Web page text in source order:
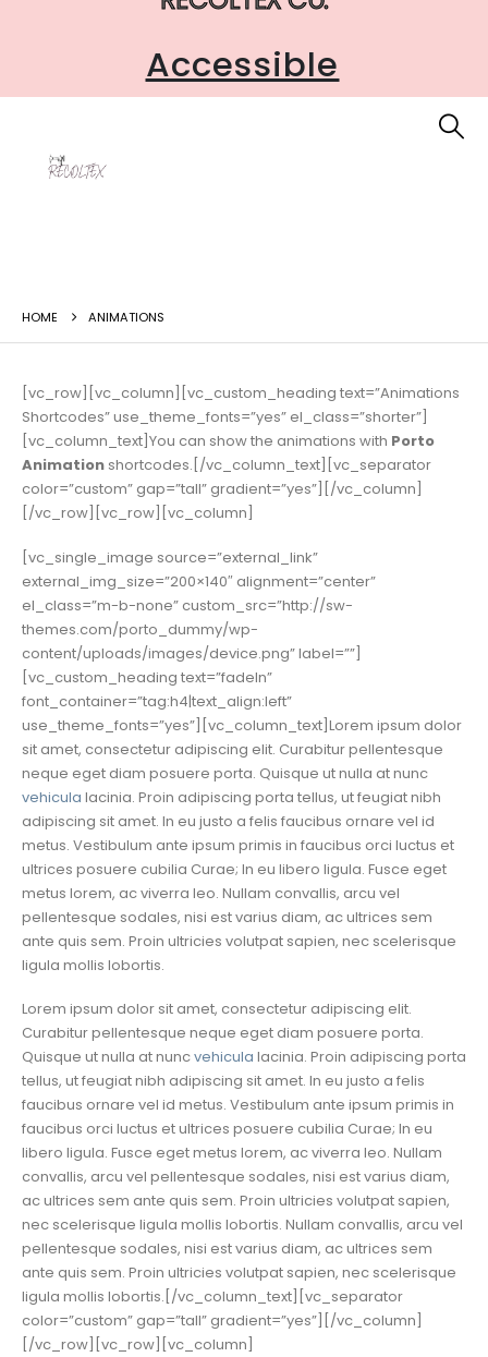
Accessible
Safe
HOME ANIMATIONS
[vc_row][vc_column][vc_custom_heading text=”Animations
Shortcodes” use_theme_fonts=”yes” el_class=”shorter”]
[vc_column_text]You can show the animations with Porto
Animation shortcodes.[/vc_column_text][vc_separator
color=”custom” gap=”tall” gradient=”yes”][/vc_column]
[/vc_row][vc_row][vc_column]
[vc_single_image source=”external_link”
external_img_size=”200×140″ alignment=”center”
el_class=”m-b-none” custom_src=”http://sw-
themes.com/porto_dummy/wp-
content/uploads/images/device.png” label=””]
[vc_custom_heading text=”fadeIn”
font_container=”tag:h4|text_align:left”
use_theme_fonts=”yes”][vc_column_text]Lorem ipsum dolor
sit amet, consectetur adipiscing elit. Curabitur pellentesque
neque eget diam posuere porta. Quisque ut nulla at nunc
vehicula lacinia. Proin adipiscing porta tellus, ut feugiat nibh
adipiscing sit amet. In eu justo a felis faucibus ornare vel id
metus. Vestibulum ante ipsum primis in faucibus orci luctus et
ultrices posuere cubilia Curae; In eu libero ligula. Fusce eget
metus lorem, ac viverra leo. Nullam convallis, arcu vel
pellentesque sodales, nisi est varius diam, ac ultrices sem
ante quis sem. Proin ultricies volutpat sapien, nec scelerisque
ligula mollis lobortis.
Lorem ipsum dolor sit amet, consectetur adipiscing elit.
Curabitur pellentesque neque eget diam posuere porta.
Quisque ut nulla at nuncvehicula lacinia. Proin adipiscing porta
tellus, ut feugiat nibh adipiscing sit amet. In eu justo a felis
faucibus ornare vel id metus. Vestibulum ante ipsum primis in
faucibus orci luctus et ultrices posuere cubilia Curae; In eu
libero ligula. Fusce eget metus lorem, ac viverra leo. Nullam
convallis, arcu vel pellentesque sodales, nisi est varius diam,
ac ultrices sem ante quis sem. Proin ultricies volutpat sapien,
nec scelerisque ligula mollis lobortis. Nullam convallis, arcu vel
pellentesque sodales, nisi est varius diam, ac ultrices sem
ante quis sem. Proin ultricies volutpat sapien, nec scelerisque
ligula mollis lobortis.[/vc_column_text][vc_separator
color=”custom” gap=”tall” gradient=”yes”][/vc_column]
[/vc_row][vc_row][vc_column]